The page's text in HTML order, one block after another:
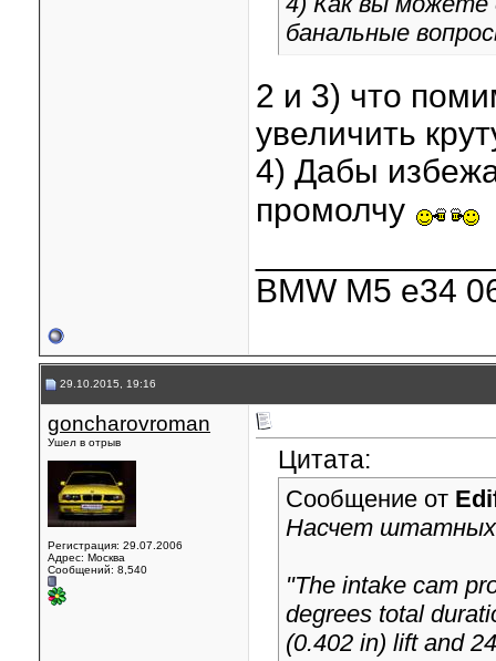
банальные
2 и 3) что
увеличить
4) Дабы
промолчу
BMW M5 e34
29.10.2015, 19:16
goncharovroman
Ушел в отрыв
Регистрация: 29.07.2006
Адрес: Москва
Сообщений: 8,540
Цитата:
Сообщение от
Насчет штатных
"The intake cam
degrees total
(0.402 in) lift and